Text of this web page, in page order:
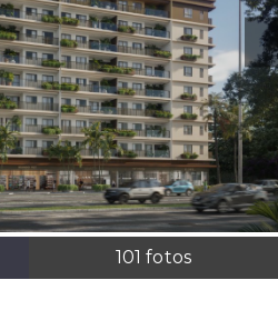
101 fotos